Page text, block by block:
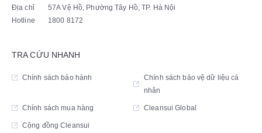
Địa chỉ
57A Vệ Hồ, Phường Tây Hồ, TP. Hà Nội
Hotline
1800 8172
TRA CỨU NHANH
Chính sách bảo hành
Chính sách bảo vệ dữ liệu cá
nhân
Chính sách mua hàng Cleansui Global
Cộng đồng Cleansui